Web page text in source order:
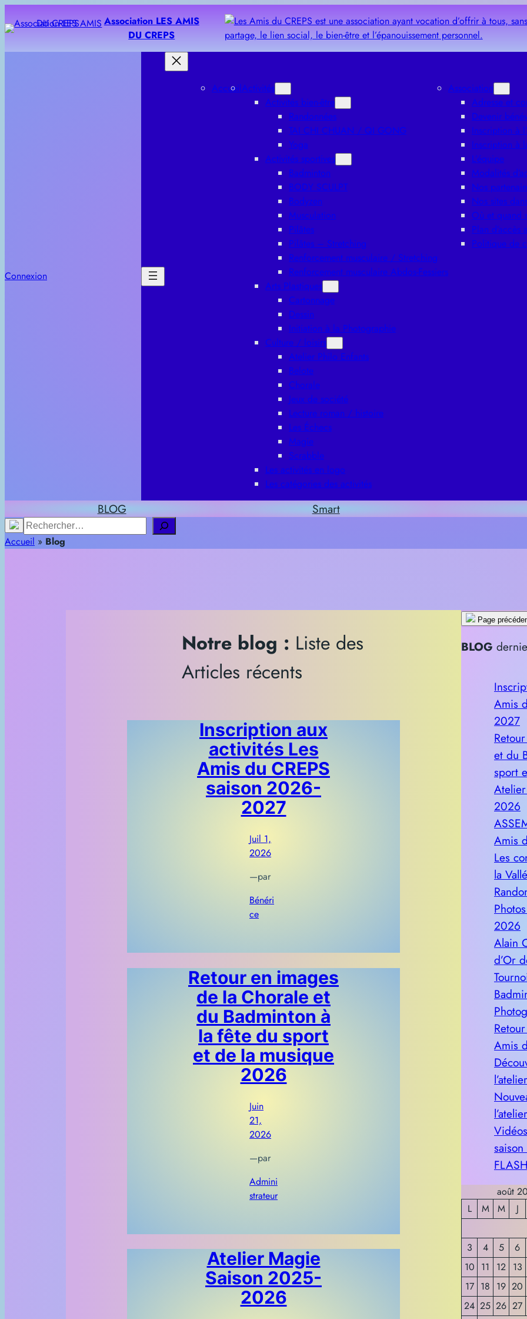
Association LES AMIS
DU CREPS
Connexion
AccueilActivités
Activités bien-être
Randonnées
TAI CHI CHUAN / QI GONG
Yoga
Activités sportives
Badminton
BODY SCULPT
Bodyzen
Musculation
Pilâtes
Pilâtes – Stretching
Renforcement musculaire / Stretching
Renforcement musculaire Abdos-Fessiers
Arts Plastiques
Cartonnage
Dessin
Initiation à la Photographie
Culture / loisirs
Atelier Philo Enfants
Belote
Chorale
Jeux de société
Lecture roman / histoire
Les Échecs
Magie
Scrabble
Les activités en logo
Les catégories des activités
Association
Adresse et
Devenir
Inscription à
Inscription à
L’équipe
Modalités
Nos
Nos sites
Où et quand
Plan d’accès
Politique de
BLOG Smart
Rechercher
Accueil » Blog
Notre blog : Liste des
Articles récents
Inscription aux
activités Les
Amis du CREPS
saison 2026-
2027
Juil 1,
2026
—par
Bénéri
ce
Retour en images
de la Chorale et
du Badminton à
la fête du sport
et de la musique
2026
Juin
21,
2026
—par
Admini
strateur
Atelier Magie
Saison 2025-
2026
Page
BLOG
Amis
2027
et du
sport
2026
Amis
Les
la
2026
Alain
d’Or
Amis
août
L
M M J
3 4 5
6
10 11 12 13
17 18 19 20
24 25 26 27